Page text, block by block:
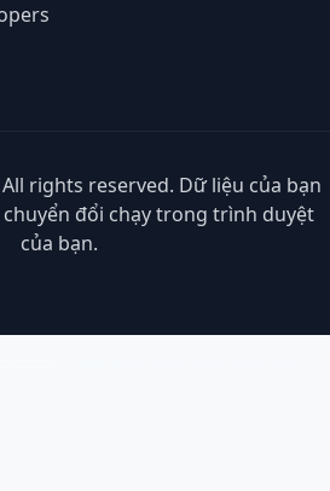
All rights reserved. Dữ liệu của bạn
đổi chạy trong trình duyệt
của bạn.